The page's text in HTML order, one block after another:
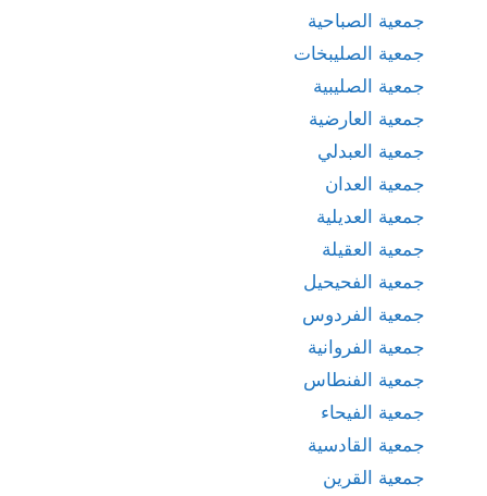
جمعية الصباحية
جمعية الصليبخات
جمعية الصليبية
جمعية العارضية
جمعية العبدلي
جمعية العدان
جمعية العديلية
جمعية العقيلة
جمعية الفحيحيل
جمعية الفردوس
جمعية الفروانية
جمعية الفنطاس
جمعية الفيحاء
جمعية القادسية
جمعية القرين